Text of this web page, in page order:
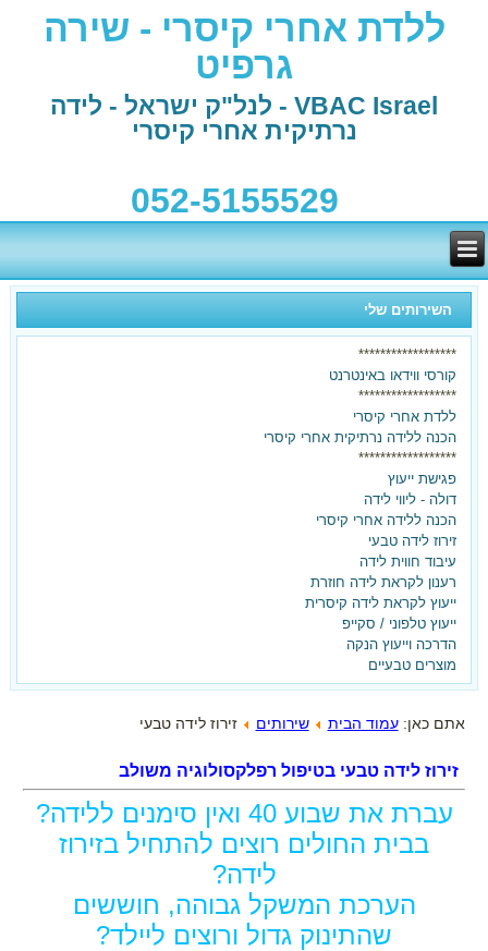
ללדת אחרי קיסרי - שירה
גרפיט
VBAC Israel - לנל"ק ישראל - לידה
נרתיקית אחרי קיסרי
052-5155529
השירותים שלי
******************
קורסי ווידאו באינטרנט
******************
ללדת אחרי קיסרי
הכנה ללידה נרתיקית אחרי קיסרי
******************
פגישת ייעוץ
דולה - ליווי לידה
הכנה ללידה אחרי קיסרי
זירוז לידה טבעי
עיבוד חווית לידה
רענון לקראת לידה חוזרת
ייעוץ לקראת לידה קיסרית
ייעוץ טלפוני / סקייפ
הדרכה וייעוץ הנקה
מוצרים טבעיים
אתם כאן:עמוד הבית שירותים זירוז לידה טבעי
זירוז לידה טבעי בטיפול רפלקסולוגיה משולב
עברת את שבוע 40 ואין סימנים ללידה?
בבית החולים רוצים להתחיל בזירוז
לידה?
הערכת המשקל גבוהה, חוששים
שהתינוק גדול ורוצים ליילד?
בלידה הקודמת ילדת בקיסרי
ועכשיו את רוצה אחרת?
הגעת למקום הנכון!
הצטרפי עכשיו לאתר וקבלי את
המדריך ללידה נרתיקית אחרי קיסרי -
בחינם!!!